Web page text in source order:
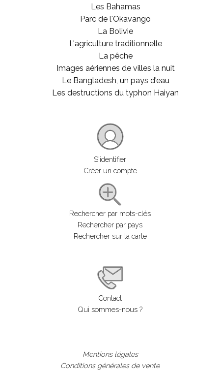
Les Bahamas
Parc de l'Okavango
La Bolivie
L'agriculture traditionnelle
La pêche
Images aériennes de villes la nuit
Le Bangladesh, un pays d'eau
Les destructions du typhon Haiyan
S'identifier
Créer un compte
Rechercher par mots-clés
Rechercher par pays
Rechercher sur la carte
Contact
Qui sommes-nous ?
Mentions légales
Conditions générales de vente